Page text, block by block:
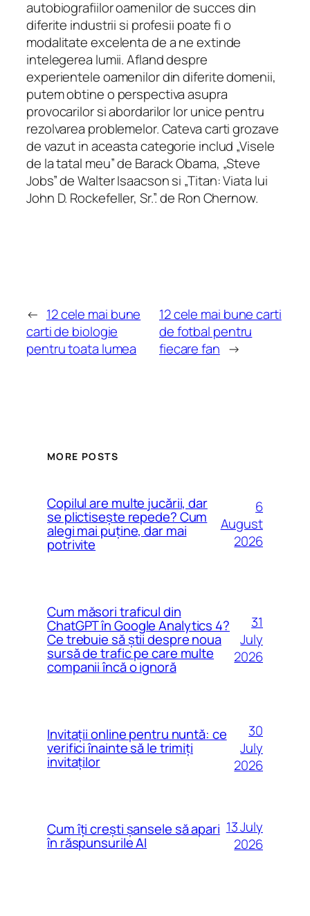
autobiografiilor oamenilor de succes din
diferite industrii si profesii poate fi o
modalitate excelenta de a ne extinde
intelegerea lumii. Afland despre
experientele oamenilor din diferite domenii,
putem obtine o perspectiva asupra
provocarilor si abordarilor lor unice pentru
rezolvarea problemelor. Cateva carti grozave
de vazut in aceasta categorie includ „Visele
de la tatal meu” de Barack Obama, „Steve
Jobs” de Walter Isaacson si „Titan: Viata lui
John D. Rockefeller, Sr.”. de Ron Chernow.
← 12 cele mai bune
carti de biologie
pentru toata lumea
12 cele mai bune carti
de fotbal pentru
fiecare fan →
MORE POSTS
Copilul are multe jucării, dar
se plictisește repede? Cum
alegi mai puține, dar mai
potrivite
6
August
2026
Cum măsori traficul din
ChatGPT în Google Analytics 4?
Ce trebuie să știi despre noua
sursă de trafic pe care multe
companii încă o ignoră
31
July
2026
Invitații online pentru nuntă: ce
verifici înainte să le trimiți
invitaților
30
July
2026
Cum îți crești șansele să apari
în răspunsurile AI
13 July
2026